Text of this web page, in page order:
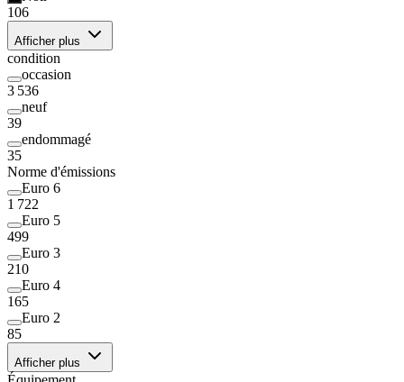
106
Afficher plus
condition
occasion
3 536
neuf
39
endommagé
35
Norme d'émissions
Euro 6
1 722
Euro 5
499
Euro 3
210
Euro 4
165
Euro 2
85
Afficher plus